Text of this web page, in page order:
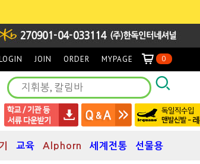
JOIN ORDER MYPAGE 0
교육 Alphorn 세계전통 선물용